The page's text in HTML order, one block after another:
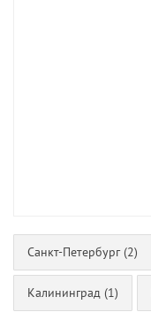
Санкт-Петербург (2)
Калининград (1)